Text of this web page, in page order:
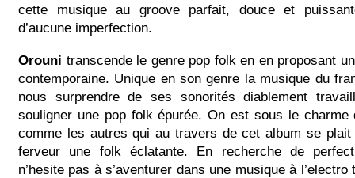
cette musique au groove parfait, douce et
d’aucune imperfection.
Orouni transcende le genre pop folk en en proposant
contemporaine. Unique en son genre la musique du
nous surprendre de ses sonorités diablement
souligner une pop folk épurée. On est sous le
comme les autres qui au travers de cet album se
ferveur une folk éclatante. En recherche de
n’hesite pas à s’aventurer dans une musique à